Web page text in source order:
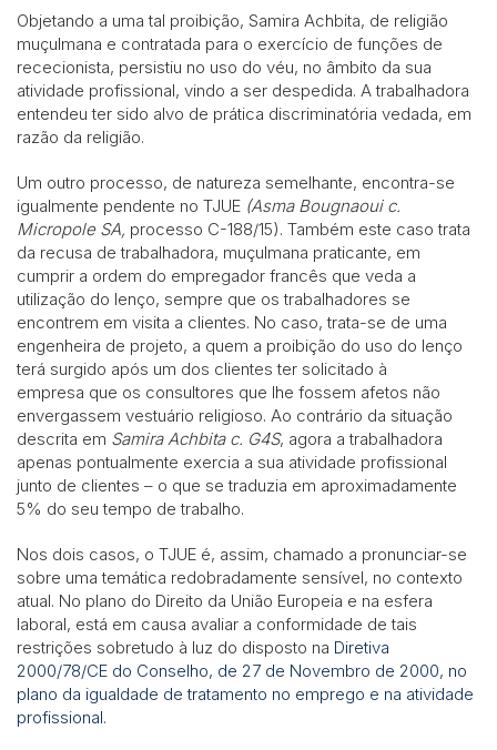
Objetando a uma tal proibição, Samira Achbita, de religião
muçulmana e contratada para o exercício de funções de
rececionista, persistiu no uso do véu, no âmbito da sua
atividade profissional, vindo a ser despedida. A trabalhadora
entendeu ter sido alvo de prática discriminatória vedada, em
razão da religião.
Um outro processo, de natureza semelhante, encontra-se
igualmente pendente no TJUE (Asma Bougnaoui c.
Micropole SA, processo C-188/15). Também este caso trata
da recusa de trabalhadora, muçulmana praticante, em
cumprir a ordem do empregador francês que veda a
utilização do lenço, sempre que os trabalhadores se
encontrem em visita a clientes. No caso, trata-se de uma
engenheira de projeto, a quem a proibição do uso do lenço
terá surgido após um dos clientes ter solicitado à
empresa que os consultores que lhe fossem afetos não
envergassem vestuário religioso. Ao contrário da situação
descrita em Samira Achbita c. G4S, agora a trabalhadora
apenas pontualmente exercia a sua atividade profissional
junto de clientes – o que se traduzia em aproximadamente
5% do seu tempo de trabalho.
Nos dois casos, o TJUE é, assim, chamado a pronunciar-se
sobre uma temática redobradamente sensível, no contexto
atual. No plano do Direito da União Europeia e na esfera
laboral, está em causa avaliar a conformidade de tais
restrições sobretudo à luz do disposto na Diretiva
2000/78/CE do Conselho, de 27 de Novembro de 2000, no
plano da igualdade de tratamento no emprego e na atividade
profissional.